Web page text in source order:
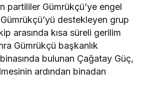
partililer Gümrükçü’ye engel
destekleyen grup
arasında kısa süreli gerilim
Gümrükçü başkanlık
binasında bulunan Çağatay Güç,
ardından binadan